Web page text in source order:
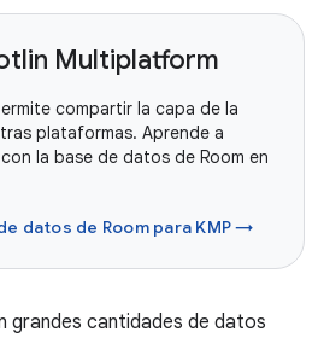
Multiplatform
compartir la capa de la
plataformas. Aprende a
la base de datos de Room en
datos de Room para KMP →
grandes cantidades de datos